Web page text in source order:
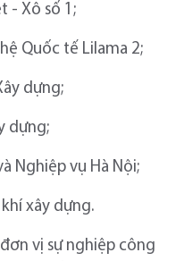
- Xô số 1;
Quốc tế Lilama 2;
dựng;
dựng;
Nghiệp vụ Hà Nội;
xây dựng.
vị sự nghiệp công